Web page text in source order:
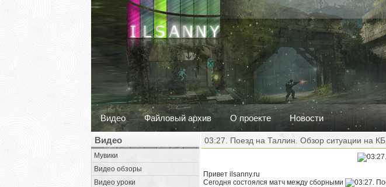
Видео Файловый архив О проекте Новости
Видео
Мувики
Видео обзоры
Видео уроки
03:27. Поезд на Таллин. Обзор ситуации на КБ.
Привет ilsanny.ru
Сегодня состоялся матч между сборными